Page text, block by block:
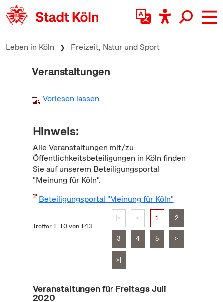
zum Inhalt springen
Leben in Köln Freizeit, Natur und Sport
Veranstaltungen
Vorlesen lassen
Hinweis:
Alle Veranstaltungen mit/zu
Öffentlichkeitsbeteiligungen in Köln finden
Sie auf unserem Beteiligungsportal
"Meinung für Köln".
Beteiligungsportal "Meinung für Köln"
Treffer 1–10 von 143
|< < 1 2
3 4 5 >
>|
Veranstaltungen für Freitags Juli
2020